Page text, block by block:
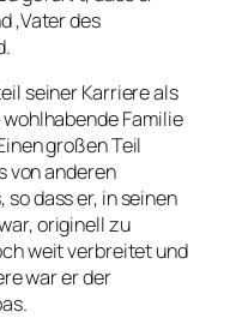
‚Vater des
seiner Karriere als
Familie
großen Teil
von anderen
dass er, in seinen
originell zu
weit verbreitet und
war er der